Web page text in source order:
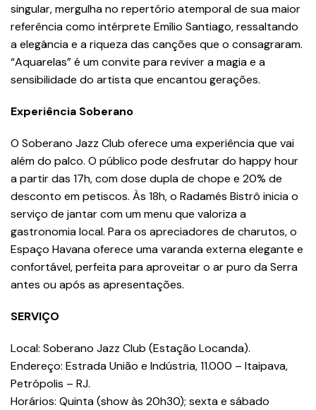
singular, mergulha no repertório atemporal de sua maior
referência como intérprete Emílio Santiago, ressaltando
a elegância e a riqueza das canções que o consagraram.
“Aquarelas” é um convite para reviver a magia e a
sensibilidade do artista que encantou gerações.
Experiência Soberano
O Soberano Jazz Club oferece uma experiência que vai
além do palco. O público pode desfrutar do happy hour
a partir das 17h, com dose dupla de chope e 20% de
desconto em petiscos. Às 18h, o Radamés Bistrô inicia o
serviço de jantar com um menu que valoriza a
gastronomia local. Para os apreciadores de charutos, o
Espaço Havana oferece uma varanda externa elegante e
confortável, perfeita para aproveitar o ar puro da Serra
antes ou após as apresentações.
SERVIÇO
Local: Soberano Jazz Club (Estação Locanda).
Endereço: Estrada União e Indústria, 11.000 – Itaipava,
Petrópolis – RJ.
Horários: Quinta (show às 20h30); sexta e sábado